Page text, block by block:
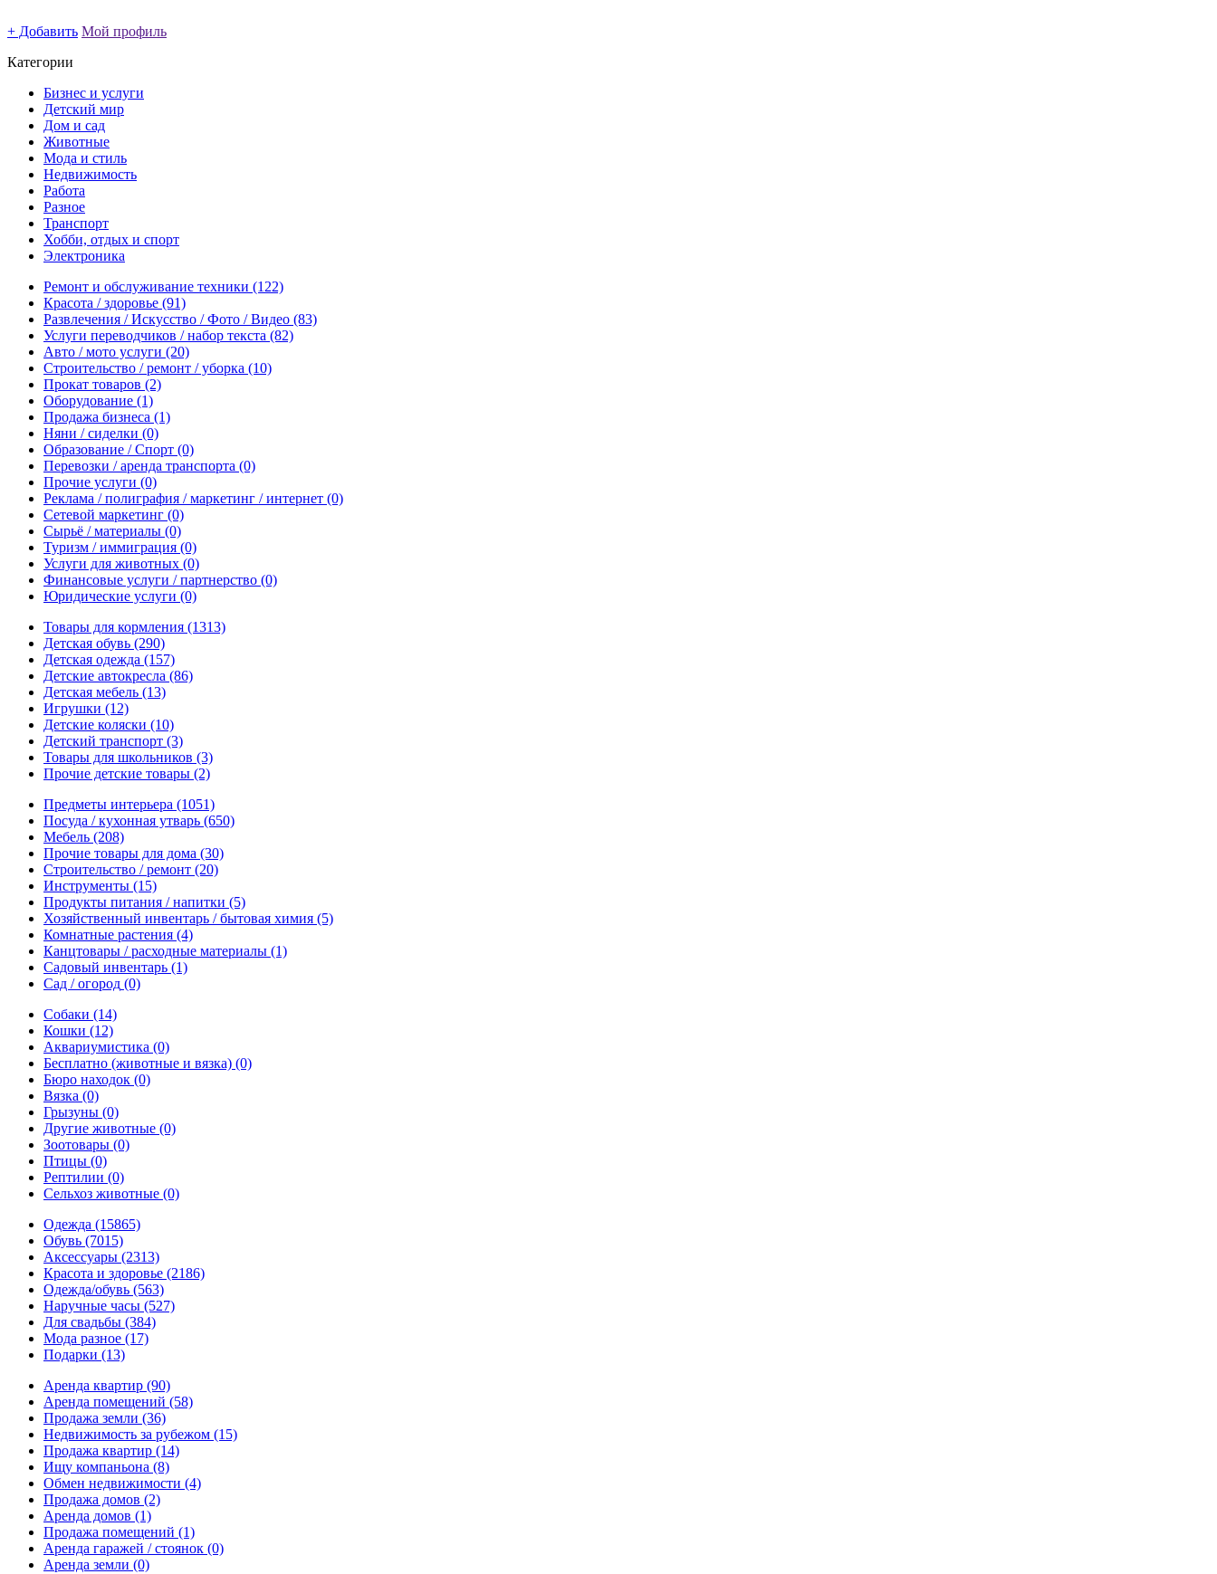
+ Добавить Мой профиль
Категории
Бизнес и услуги
Детский мир
Дом и сад
Животные
Мода и стиль
Недвижимость
Работа
Разное
Транспорт
Хобби, отдых и спорт
Электроника
Ремонт и обслуживание техники (122)
Красота / здоровье (91)
Развлечения / Искусство / Фото / Видео (83)
Услуги переводчиков / набор текста (82)
Авто / мото услуги (20)
Строительство / ремонт / уборка (10)
Прокат товаров (2)
Оборудование (1)
Продажа бизнеса (1)
Няни / сиделки (0)
Образование / Спорт (0)
Перевозки / аренда транспорта (0)
Прочие услуги (0)
Реклама / полиграфия / маркетинг / интернет (0)
Сетевой маркетинг (0)
Сырьё / материалы (0)
Туризм / иммиграция (0)
Услуги для животных (0)
Финансовые услуги / партнерство (0)
Юридические услуги (0)
Товары для кормления (1313)
Детская обувь (290)
Детская одежда (157)
Детские автокресла (86)
Детская мебель (13)
Игрушки (12)
Детские коляски (10)
Детский транспорт (3)
Товары для школьников (3)
Прочие детские товары (2)
Предметы интерьера (1051)
Посуда / кухонная утварь (650)
Мебель (208)
Прочие товары для дома (30)
Строительство / ремонт (20)
Инструменты (15)
Продукты питания / напитки (5)
Хозяйственный инвентарь / бытовая химия (5)
Комнатные растения (4)
Канцтовары / расходные материалы (1)
Садовый инвентарь (1)
Сад / огород (0)
Собаки (14)
Кошки (12)
Аквариумистика (0)
Бесплатно (животные и вязка) (0)
Бюро находок (0)
Вязка (0)
Грызуны (0)
Другие животные (0)
Зоотовары (0)
Птицы (0)
Рептилии (0)
Сельхоз животные (0)
Одежда (15865)
Обувь (7015)
Аксессуары (2313)
Красота и здоровье (2186)
Одежда/обувь (563)
Наручные часы (527)
Для свадьбы (384)
Мода разное (17)
Подарки (13)
Аренда квартир (90)
Аренда помещений (58)
Продажа земли (36)
Недвижимость за рубежом (15)
Продажа квартир (14)
Ищу компаньона (8)
Обмен недвижимости (4)
Продажа домов (2)
Аренда домов (1)
Продажа помещений (1)
Аренда гаражей / стоянок (0)
Аренда земли (0)